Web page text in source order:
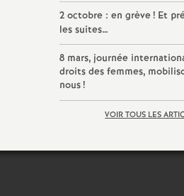
2 octobre : en grève! Et
les suites…
8 mars, journée
droits des femmes,
nous!
VOIR TOUS LES